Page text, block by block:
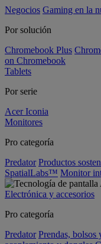
Negocios Gaming en la
Por solución
Chromebook Plus
on Chromebook
Tablets
Por serie
Acer Iconia
Monitores
Pro categoría
Predator Productos
SpatialLabs™ Monitor
Electrónica y accesorios
Pro categoría
Predator Prendas, bolsos